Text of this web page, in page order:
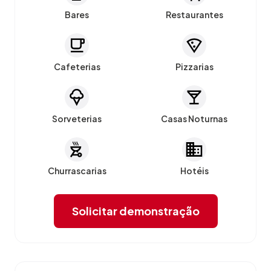
Bares Restaurantes
Cafeterias Pizzarias
Sorveterias Casas Noturnas
Churrascarias Hotéis
Solicitar demonstração